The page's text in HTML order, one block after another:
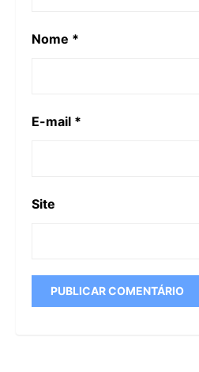
Nome *
E-mail *
Site